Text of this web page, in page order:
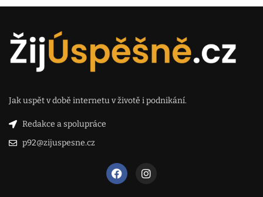
Jak uspět v době internetu v životě i podnikání.
Redakce a spolupráce
p92@zijuspesne.cz